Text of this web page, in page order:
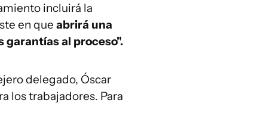
incluirá la
en que abrirá una
garantías al proceso".
delegado, Óscar
los trabajadores. Para